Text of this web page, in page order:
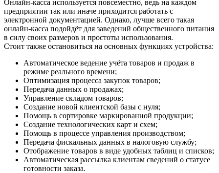
Онлайн-касса используется повсеместно, ведь на каждом
предприятии так или иначе приходится работать с
электронной документацией. Однако, лучше всего такая
онлайн-касса подойдёт для заведений общественного питания
в силу своих размеров и простоты использования.
Стоит также остановиться на основных функциях устройства:
Автоматическое ведение учёта товаров и продаж в
режиме реального времени;
Оптимизация процесса закупок товаров;
Передача данных о продажах;
Управление складом товаров;
Создание новой клиентской базы с нуля;
Помощь в сортировке маркированной продукции;
Создание технологических карт и схем;
Помощь в процессе управления производством;
Передача фискальных данных в налоговую службу;
Отображение товаров в виде удобных таблиц и списков;
Автоматическая рассылка клиентам сведений о статусе
готовности заказа.